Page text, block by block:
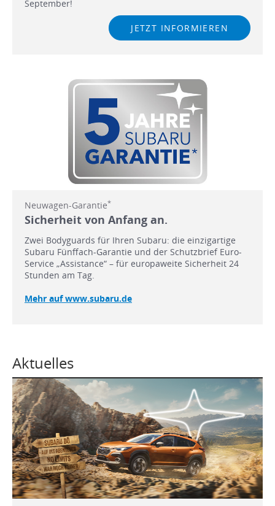
September!
JETZT INFORMIEREN
Neuwagen-Garantie*
Sicherheit von Anfang an.
Zwei Bodyguards für Ihren Subaru: die einzigartige
Subaru Fünffach-Garantie und der Schutzbrief Euro-
Service „Assistance“ – für europaweite Sicherheit 24
Stunden am Tag.
Mehr auf www.subaru.de
Aktuelles